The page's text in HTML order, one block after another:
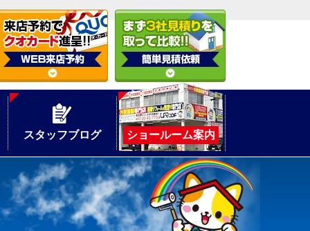
スタッフブログ ショールーム案内